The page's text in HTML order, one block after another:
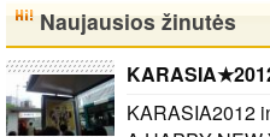
スンヨン ニ
コル ハラ ジ
ヨン 1枚目は
全員の♪..
2 in fukuoka
行きました!
KARASIA HA
PPY NEW Y
EAR IN TOK
Naujausios žinutės
KARASIA2012